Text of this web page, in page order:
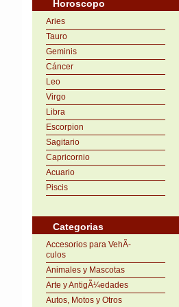
Horoscopo
Aries
Tauro
Geminis
Cáncer
Leo
Virgo
Libra
Escorpion
Sagitario
Capricornio
Acuario
Piscis
Categorias
Accesorios para VehÃ­
culos
Animales y Mascotas
Arte y AntigÃ¼edades
Autos, Motos y Otros